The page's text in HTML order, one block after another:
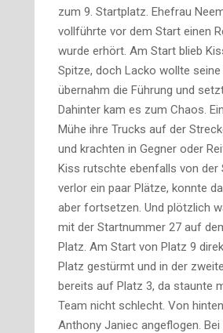
zum 9. Startplatz. Ehefrau
vollführte vor dem Start einen
wurde erhört. Am Start blieb
Spitze, doch Lacko wollte seine
übernahm die Führung und
Dahinter kam es zum Chaos.
Mühe ihre Trucks auf der
und krachten in Gegner oder
Kiss rutschte ebenfalls von der
verlor ein paar Plätze, konnte
aber fortsetzen. Und plötzlich
mit der Startnummer 27 auf
Platz. Am Start von Platz 9
Platz gestürmt und in der
bereits auf Platz 3, da staunte
Team nicht schlecht. Von
Anthony Janiec angeflogen. Bei